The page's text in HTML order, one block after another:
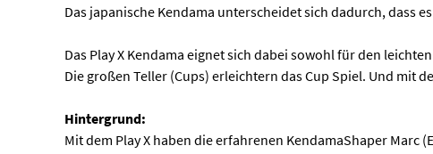
Das japanische Kendama unterscheidet sich dadurch, dass
Das Play X Kendama eignet sich dabei sowohl für den
Die großen Teller (Cups) erleichtern das Cup Spiel. Und mit
Hintergrund:
Mit dem Play X haben die erfahrenen KendamaShaper